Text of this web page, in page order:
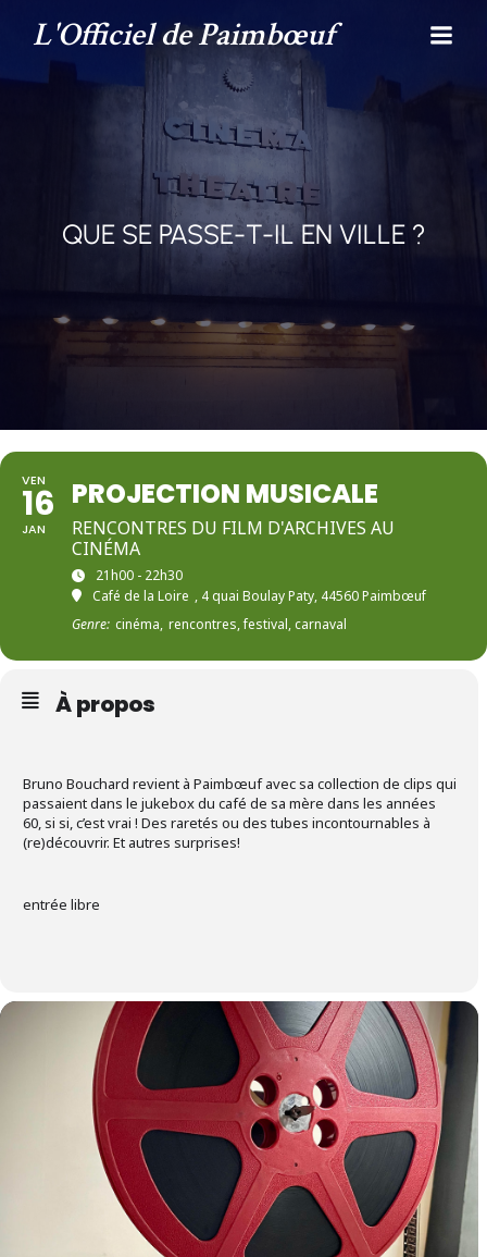
L'Officiel de Paimbœuf
QUE SE PASSE-T-IL EN VILLE ?
VEN
16
JAN
PROJECTION MUSICALE
RENCONTRES DU FILM D'ARCHIVES AU
CINÉMA
21h00 - 22h30
Café de la Loire , 4 quai Boulay Paty, 44560 Paimbœuf
Genre: cinéma, rencontres, festival, carnaval
À propos
Bruno Bouchard revient à Paimbœuf avec sa collection de clips qui
passaient dans le jukebox du café de sa mère dans les années
60, si si, c’est vrai ! Des raretés ou des tubes incontournables à
(re)découvrir. Et autres surprises!
entrée libre